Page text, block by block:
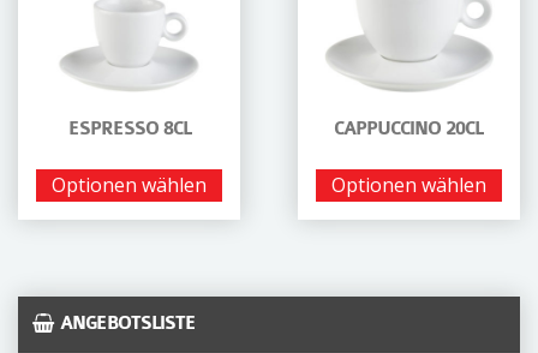
ESPRESSO 8CL
Optionen wählen
CAPPUCCINO 20CL
Optionen wählen
ANGEBOTSLISTE